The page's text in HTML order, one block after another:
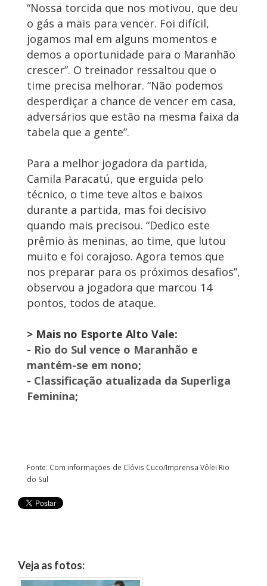
“Nossa torcida que nos motivou, que deu
o gás a mais para vencer. Foi difícil,
jogamos mal em alguns momentos e
demos a oportunidade para o Maranhão
crescer”. O treinador ressaltou que o
time precisa melhorar. “Não podemos
desperdiçar a chance de vencer em casa,
adversários que estão na mesma faixa da
tabela que a gente”.
Para a melhor jogadora da partida,
Camila Paracatú, que erguida pelo
técnico, o time teve altos e baixos
durante a partida, mas foi decisivo
quando mais precisou. “Dedico este
prêmio às meninas, ao time, que lutou
muito e foi corajoso. Agora temos que
nos preparar para os próximos desafios”,
observou a jogadora que marcou 14
pontos, todos de ataque.
> Mais no Esporte Alto Vale:
- Rio do Sul vence o Maranhão e
mantém-se em nono;
- Classificação atualizada da Superliga
Feminina;
Fonte: Com informações de Clóvis Cuco/Imprensa Vôlei Rio
do Sul
Veja as fotos: